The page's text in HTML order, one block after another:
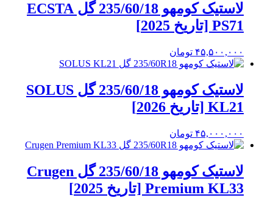
لاستیک کومهو 235/60/18 گل ECSTA
PS71 [تاریخ 2025]
۴۵,۵۰۰,۰۰۰ تومان
لاستیک کومهو 235/60/18 گل SOLUS
KL21 [تاریخ 2026]
۴۵,۰۰۰,۰۰۰ تومان
لاستیک کومهو 235/60/18 گل Crugen
Premium KL33 [تاریخ 2025]